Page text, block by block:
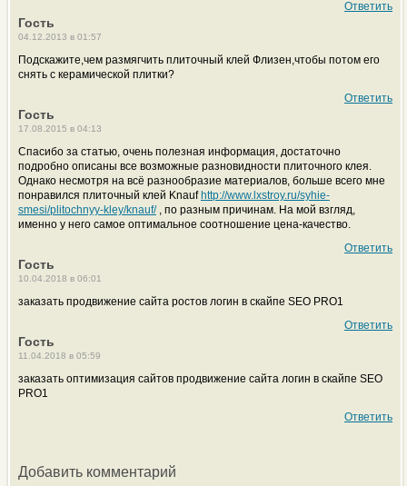
Ответить
Гость
04.12.2013 в 01:57
Подскажите,чем размягчить плиточный клей Флизен,чтобы потом его
снять с керамической плитки?
Ответить
Гость
17.08.2015 в 04:13
Спасибо за статью, очень полезная информация, достаточно
подробно описаны все возможные разновидности плиточного клея.
Однако несмотря на всё разнообразие материалов, больше всего мне
понравился плиточный клей Knauf http://www.lxstroy.ru/syhie-
smesi/plitochnyy-kley/knauf/, по разным причинам. На мой взгляд,
именно у него самое оптимальное соотношение цена-качество.
Ответить
Гость
10.04.2018 в 06:01
заказать продвижение сайта ростов логин в скайпе SEO PRO1
Ответить
Гость
11.04.2018 в 05:59
заказать оптимизация сайтов продвижение сайта логин в скайпе SEO
PRO1
Ответить
Добавить комментарий